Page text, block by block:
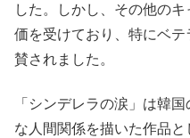
した。しかし、その他の
価を受けており、特にベ
賛されました。
「シンデレラの涙」は韓
な人間関係を描いた作品